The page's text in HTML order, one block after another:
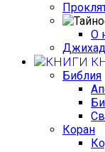
О
Джихад
Библия
Коран